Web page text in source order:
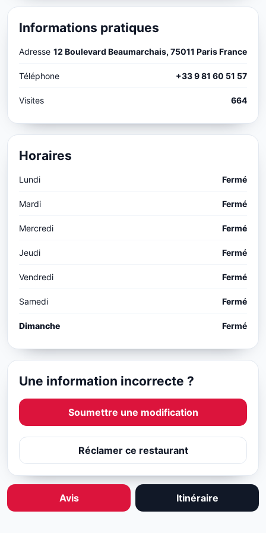
Informations pratiques
Adresse 12 Boulevard Beaumarchais, 75011 Paris France
Téléphone +33 9 81 60 51 57
Visites 664
Horaires
Lundi Fermé
Mardi Fermé
Mercredi Fermé
Jeudi Fermé
Vendredi Fermé
Samedi Fermé
Dimanche Fermé
Une information incorrecte ?
Soumettre une modification
Réclamer ce restaurant
Avis Itinéraire